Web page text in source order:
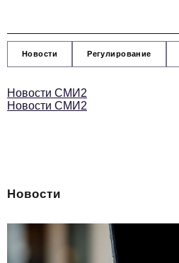
Новости Регулирование
Новости СМИ2
Новости СМИ2
Новости